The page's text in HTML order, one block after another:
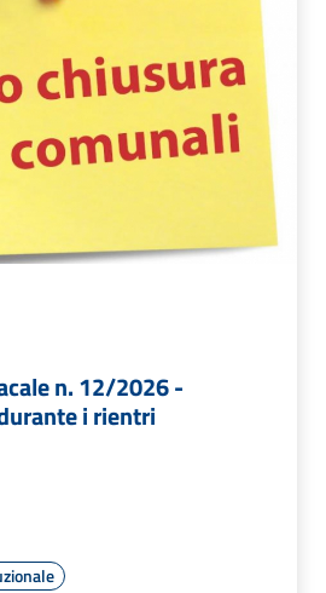
n. 12/2026 -
i rientri